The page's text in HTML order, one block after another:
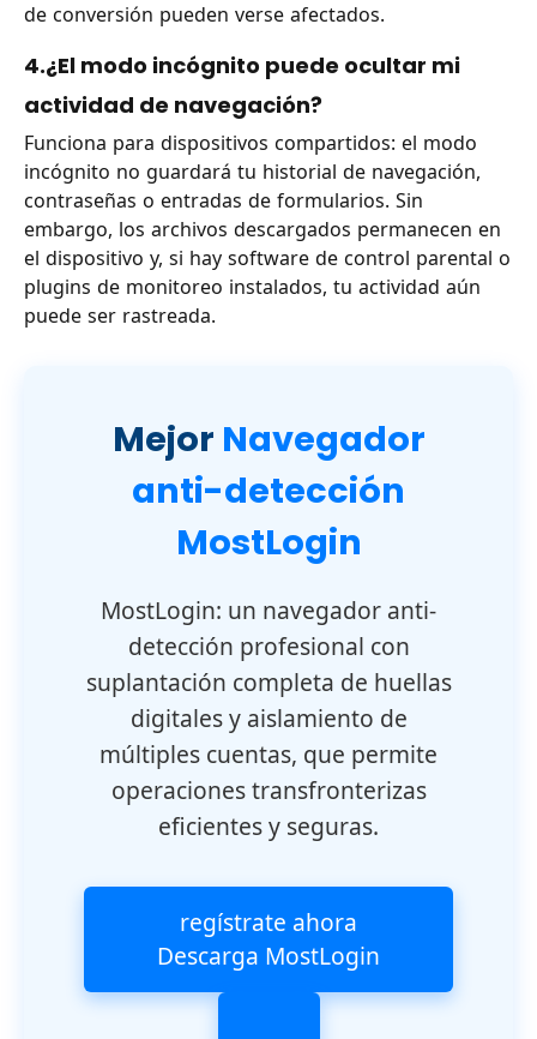
de conversión pueden verse afectados.
4.¿El modo incógnito puede ocultar mi
actividad de navegación?
Funciona para dispositivos compartidos: el modo
incógnito no guardará tu historial de navegación,
contraseñas o entradas de formularios. Sin
embargo, los archivos descargados permanecen en
el dispositivo y, si hay software de control parental o
plugins de monitoreo instalados, tu actividad aún
puede ser rastreada.
Mejor Navegador
anti-detección
MostLogin
MostLogin: un navegador anti-
detección profesional con
suplantación completa de huellas
digitales y aislamiento de
múltiples cuentas, que permite
operaciones transfronterizas
eficientes y seguras.
regístrate ahora
Descarga MostLogin